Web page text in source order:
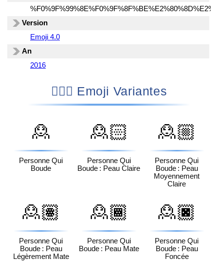
Version
Emoji 4.0
An
2016
🙎🏾‍♀️ Emoji Variantes
🙎
Personne Qui
Boude
🙎🏻
Personne Qui
Boude : Peau Claire
🙎🏼
Personne Qui
Boude : Peau
Moyennement
Claire
🙎🏽
Personne Qui
Boude : Peau
Légèrement Mate
🙎🏾
Personne Qui
Boude : Peau Mate
🙎🏿
Personne Qui
Boude : Peau
Foncée